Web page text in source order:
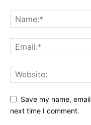
Save my name,
next time I comment.